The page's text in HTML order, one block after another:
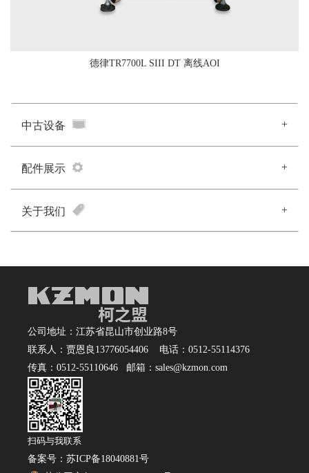
德律TR7700L SIII DT 离线AOI
中古设备 +
配件展示 +
关于我们 +
公司地址：江苏省昆山市创业路8号
联系人：贾恩良13776054406 电话：0512-55114376
传真：0512-55110646 邮箱：sales@kzmon.com
扫码与我联系
备案号： 苏ICP备18040881号